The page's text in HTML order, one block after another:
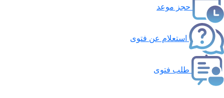
حجز موعد
استعلام عن فتوى
طلب فتوى